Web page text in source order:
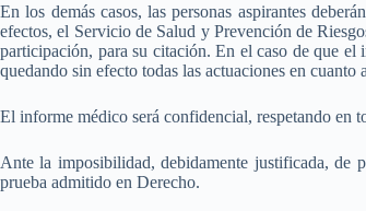
En los demás casos, las personas aspirantes
efectos, el Servicio de Salud y Prevención de
participación, para su citación. En el caso de que el
quedando sin efecto todas las actuaciones en cuanto
El informe médico será confidencial, respetando en
Ante la imposibilidad, debidamente justificada, de
prueba admitido en Derecho.